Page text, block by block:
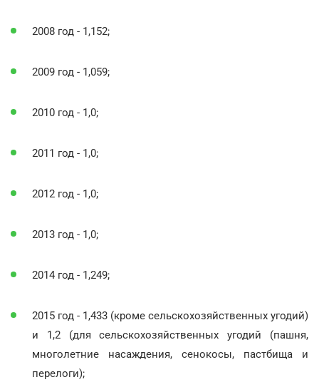
2008 год - 1,152;
2009 год - 1,059;
2010 год - 1,0;
2011 год - 1,0;
2012 год - 1,0;
2013 год - 1,0;
2014 год - 1,249;
2015 год - 1,433 (кроме сельскохозяйственных угодий)
и 1,2 (для сельскохозяйственных угодий (пашня,
многолетние насаждения, сенокосы, пастбища и
перелоги);